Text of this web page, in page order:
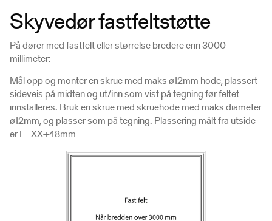
Skyvedør fastfeltstøtte
På dører med fastfelt eller størrelse bredere enn 3000
millimeter:
Mål opp og monter en skrue med maks ø12mm hode, plassert
sideveis på midten og ut/inn som vist på tegning før feltet
innstalleres. Bruk en skrue med skruehode med maks diameter
ø12mm, og plasser som på tegning. Plassering målt fra utside
er L=XX+48mm